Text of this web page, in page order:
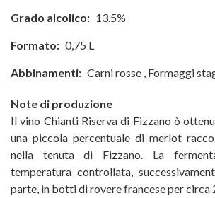
Grado alcolico: 13.5%
Formato: 0,75 L
Abbinamenti: Carni rosse , Formaggi
Note di produzione
Il vino Chianti Riserva di Fizzano ò
una piccola percentuale di merlot
nella tenuta di Fizzano. La
temperatura controllata,
parte, in botti di rovere francese per circa